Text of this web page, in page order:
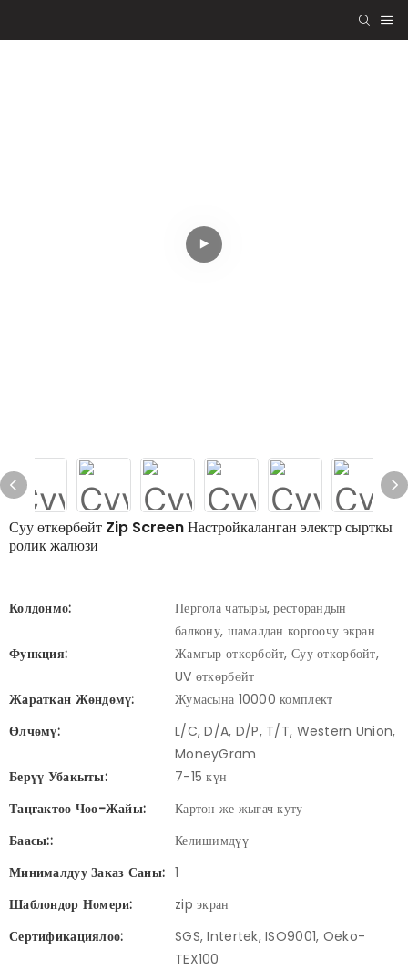
Суу өткөрбөйт Zip Screen Настройкаланган электр сырткы
ролик жалюзи
Колдонмо:
Пергола чатыры, ресторандын
балкону, шамалдан коргоочу экран
Функция:
Жамгыр өткөрбөйт, Суу өткөрбөйт,
UV өткөрбөйт
Жараткан Жөндөмү:
Жумасына 10000 комплект
Өлчөмү:
L/C, D/A, D/P, T/T, Western Union,
MoneyGram
Берүү Убакыты:
7-15 күн
Таңгактоо Чоо-Жайы:
Картон же жыгач куту
Баасы::
Келишимдүү
Минималдуу Заказ Саны: 1
Шаблондор Номери:
zip экран
Сертификациялоо:
SGS, Intertek, ISO9001, Oeko-
TEX100